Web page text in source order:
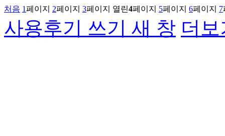
처음 1페이지 2페이지 3페이지 열린4페이지 5페이지 6페이지 7
사용후기 쓰기 새 창 더보